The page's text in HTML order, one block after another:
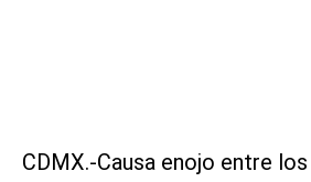
CDMX.-Causa enojo entre